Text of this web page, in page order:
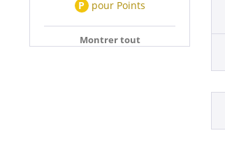
P pour Points
Montrer tout